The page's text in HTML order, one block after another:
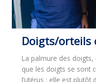
Doigts/orteils
La palmure des doigts,
que les doigts se sont
l’utérus ; elle est plutôt